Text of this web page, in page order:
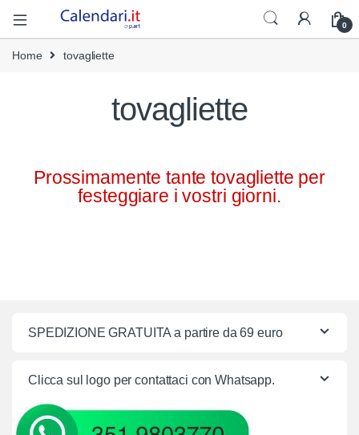
0
Home tovagliette
tovagliette
Prossimamente tante tovagliette per
festeggiare i vostri giorni.
SPEDIZIONE GRATUITA a partire da 69 euro
Clicca sul logo per contattaci con Whatsapp.